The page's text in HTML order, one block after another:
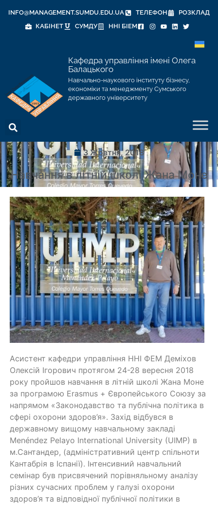
INFO@MANAGEMENT.SUMDU.EDU.UA ТЕЛЕФОН
РОЗКЛАД
КАБІНЕТ
СУМДУ ННІ БІЕМ
Кафедра управління імені Олега
Балацького
Навчально-наукового інституту бізнесу,
економіки та менеджменту Сумського
державного університету
3 Жовтня, 2018
Навчання в літній школі Жана Моне
Асистент кафедри управління ННІ ФЕМ Деміхов
Олексій Ігорович протягом 24-28 вересня 2018
року пройшов навчання в літній школі Жана Моне
за програмою Erasmus + Європейського Союзу за
напрямом «Законодавство та публічна політика в
сфері охорони здоров’я». Захід відбувся в
державному вищому навчальному закладі
Menéndez Pelayo International University (UIMP) в
м.Сантандер, (адміністративний центр спільноти
Кантабрія в Іспанії). Інтенсивний навчальний
семінар був присвячений порівняльному аналізу
різних сучасних проблем у галузі охорони
здоров’я та відповідної публічної політики в